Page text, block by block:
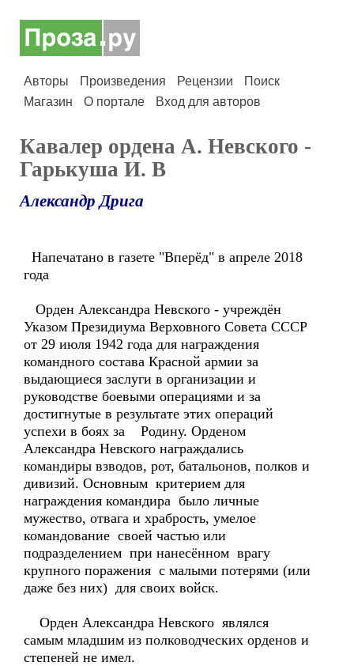
Авторы Произведения Рецензии
Поиск
Магазин
О портале Вход для авторов
Кавалер ордена А. Невского -
Гарькуша И. В
Александр Дрига
Напечатано в газете "Вперёд" в апреле 2018
года
Орден Александра Невского - учреждён
Указом Президиума Верховного Совета СССР
от 29 июля 1942 года для награждения
командного состава Красной армии за
выдающиеся заслуги в организации и
руководстве боевыми операциями и за
достигнутые в результате этих операций
успехи в боях за Родину. Орденом
Александра Невского награждались
командиры взводов, рот, батальонов, полков и
дивизий. Основным критерием для
награждения командира было личные
мужество, отвага и храбрость, умелое
командование своей частью или
подразделением при нанесённом врагу
крупного поражения с малыми потерями (или
даже без них) для своих войск.
Орден Александра Невского являлся
самым младшим из полководческих орденов и
степеней не имел.